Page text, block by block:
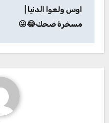
اوس ولعوا الدنيا |
مسخرة ضحك😂😜